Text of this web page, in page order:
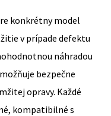
konkrétny model
v prípade defektu
náhradou
bezpečne
opravy. Každé
kompatibilné s